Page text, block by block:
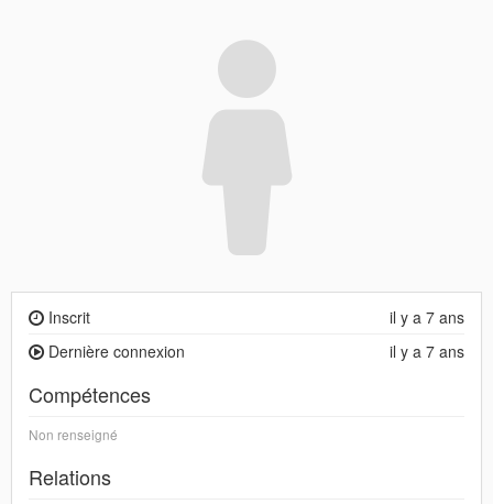
il y a 7 ans
Inscrit
il y a 7 ans
Dernière connexion
Compétences
Non renseigné
Relations